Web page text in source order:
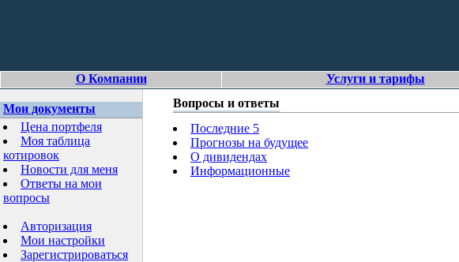
О Компании
Услуги и тарифы
Мои документы
Цена портфеля
Моя таблица
котировок
Новости для меня
Ответы на мои
вопросы
Авторизация
Мои настройки
Зарегистрироваться
Вопросы и ответы
Последние 5
Прогнозы на будущее
О дивидендах
Информационные